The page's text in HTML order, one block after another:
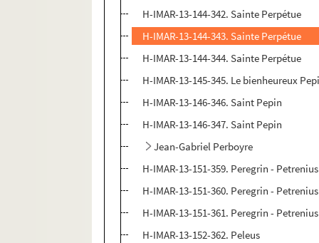
H-IMAR-13-144-342. Sainte Perpétue
H-IMAR-13-144-343. Sainte Perpétue
H-IMAR-13-144-344. Sainte Perpétue
H-IMAR-13-145-345. Le bienheureux
H-IMAR-13-146-346. Saint Pepin
H-IMAR-13-146-347. Saint Pepin
Jean-Gabriel Perboyre
H-IMAR-13-151-359. Peregrin - Petrenius
H-IMAR-13-151-360. Peregrin - Petrenius
H-IMAR-13-151-361. Peregrin - Petrenius
H-IMAR-13-152-362. Peleus